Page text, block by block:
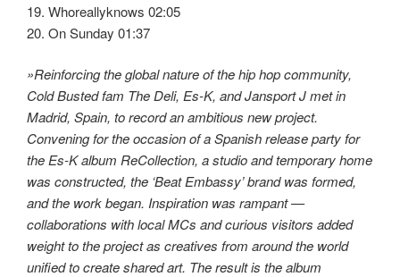
19. Whoreallyknows 02:05
20. On Sunday 01:37
»Reinforcing the global nature of the hip hop community,
Cold Busted fam The Deli, Es-K, and Jansport J met in
Madrid, Spain, to record an ambitious new project.
Convening for the occasion of a Spanish release party for
the Es-K album ReCollection, a studio and temporary home
was constructed, the ‘Beat Embassy’ brand was formed,
and the work began. Inspiration was rampant —
collaborations with local MCs and curious visitors added
weight to the project as creatives from around the world
unified to create shared art. The result is the album